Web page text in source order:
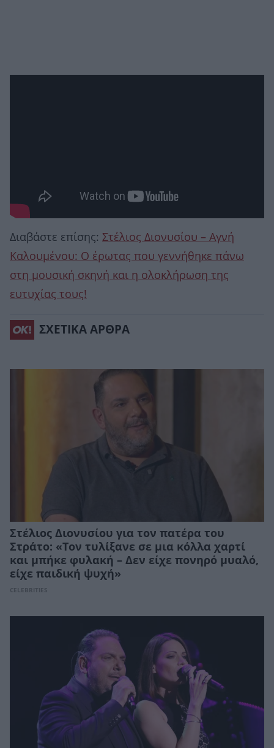
Διαβάστε επίσης: Στέλιος Διονυσίου – Αγνή
Καλουμένου: Ο έρωτας που γεννήθηκε πάνω
στη μουσική σκηνή και η ολοκλήρωση της
ευτυχίας τους!
ΣΧΕΤΙΚΑ ΑΡΘΡΑ
Στέλιος Διονυσίου για τον πατέρα του
Στράτο: «Τον τυλίξανε σε μια κόλλα χαρτί
και μπήκε φυλακή – Δεν είχε πονηρό μυαλό,
είχε παιδική ψυχή»
CELEBRITIES